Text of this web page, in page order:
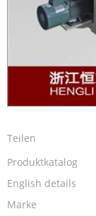
Teilen
Produktkatalog
English details
Marke